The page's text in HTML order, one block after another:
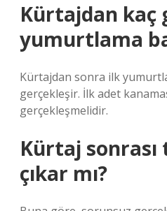
Kürtajdan kaç
yumurtlama
Kürtajdan sonra ilk
gerçekleşir. İlk adet
gerçekleşmelidir.
Kürtaj
çıkar mı?